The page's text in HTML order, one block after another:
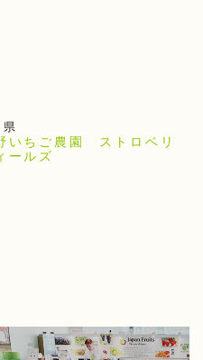
県
いちご農園 ストロベリ
ールズ